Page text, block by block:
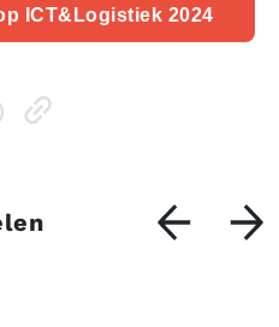
ICT&Logistiek 2024